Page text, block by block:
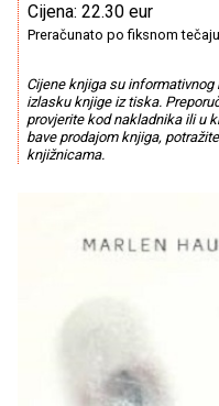
Cijena: 22.30 eur
Preračunato po fiksnom
Cijene knjiga su
izlasku knjige iz tiska.
provjerite kod nakladnika ili u
bave prodajom knjiga,
knjižnicama.